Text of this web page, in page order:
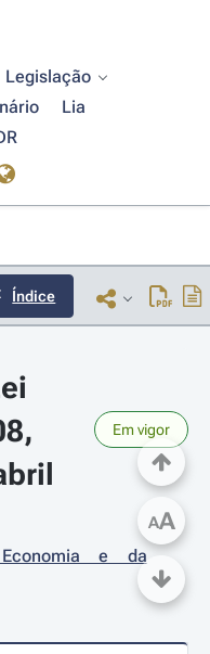
Legislação
Lia
Índice
Em vigor
e da
AA